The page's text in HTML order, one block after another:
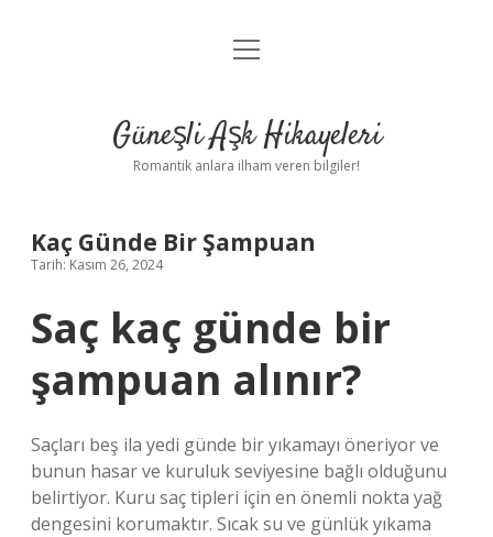
Anasayfa
Yasal Uyarı
menüyü
Güneşli Aşk Hikayeleri
Romantik anlara ilham veren bilgiler!
Kaç Günde Bir Şampuan
Tarih: Kasım 26, 2024
Saç kaç günde bir
şampuan alınır?
Saçları beş ila yedi günde bir yıkamayı öneriyor ve
bunun hasar ve kuruluk seviyesine bağlı olduğunu
belirtiyor. Kuru saç tipleri için en önemli nokta yağ
dengesini korumaktır. Sıcak su ve günlük yıkama